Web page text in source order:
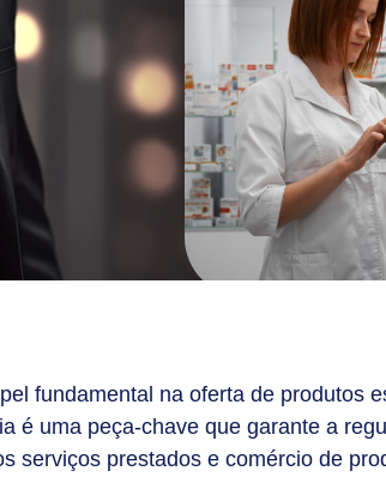
fundamental na oferta de produtos
é uma peça-chave que garante a
serviços prestados e comércio de